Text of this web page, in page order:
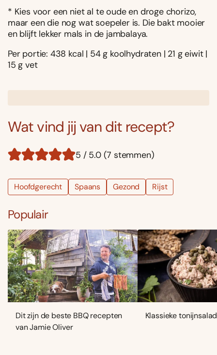
* Kies voor een niet al te oude en droge chorizo,
maar een die nog wat soepeler is. Die bakt mooier
en blijft lekker mals in de jambalaya.
Per portie: 438 kcal | 54 g koolhydraten | 21 g eiwit |
15 g vet
Wat vind jij van dit recept?
5 / 5.0 (7 stemmen)
Hoofdgerecht Spaans Gezond Rijst
Populair
Dit zijn de beste BBQ recepten
van Jamie Oliver
Klassieke